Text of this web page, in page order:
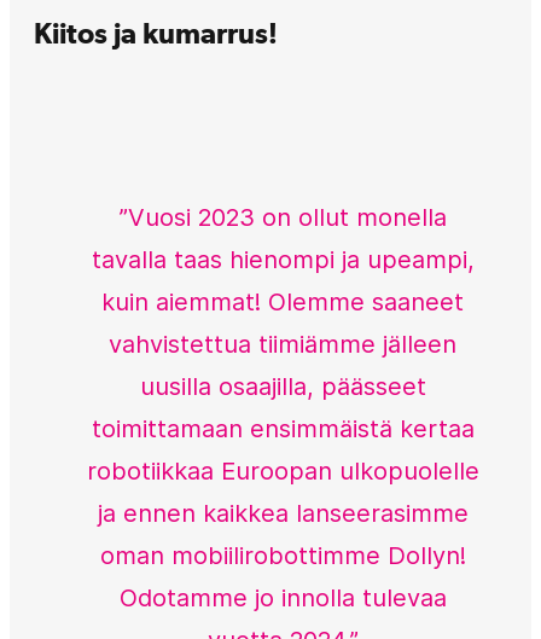
Kiitos ja kumarrus!
”Vuosi 2023 on ollut monella
tavalla taas hienompi ja upeampi,
kuin aiemmat! Olemme saaneet
vahvistettua tiimiämme jälleen
uusilla osaajilla, päässeet
toimittamaan ensimmäistä kertaa
robotiikkaa Euroopan ulkopuolelle
ja ennen kaikkea lanseerasimme
oman mobiilirobottimme Dollyn!
Odotamme jo innolla tulevaa